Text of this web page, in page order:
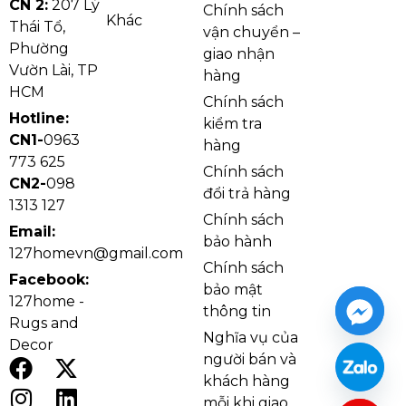
năm mà vẫn giữ được hình dáng và chất lượng như
mới.
Chất liệu và độ bền của thảm dệt 3D Stripe SF3D13
CN 2: 207 Lý
Thái Tổ,
Phường
Vườn Lài, TP
HCM
Hotline:
CN1-0963
773 625
CN2-098
1313 127
Email:
127homevn@gmail.com
Facebook:
127home -
Rugs and
Decor
Khác
Chính sách
vận chuyển –
giao nhận
hàng
Chính sách
kiểm tra
hàng
Chính sách
đổi trả hàng
Chính sách
bảo hành
Chính sách
bảo mật
thông tin
Nghĩa vụ của
người bán và
khách hàng